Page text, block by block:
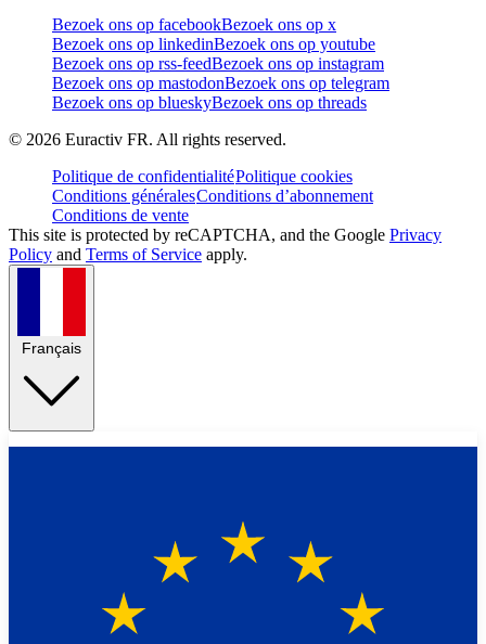
Bezoek ons op facebookBezoek ons op x
Bezoek ons op linkedinBezoek ons op youtube
Bezoek ons op rss-feedBezoek ons op instagram
Bezoek ons op mastodonBezoek ons op telegram
Bezoek ons op blueskyBezoek ons op threads
© 2026 Euractiv FR. All rights reserved.
Politique de confidentialitéPolitique cookies
Conditions généralesConditions d’abonnement
Conditions de vente
This site is protected by reCAPTCHA, and the Google Privacy
Policy and Terms of Service apply.
Français